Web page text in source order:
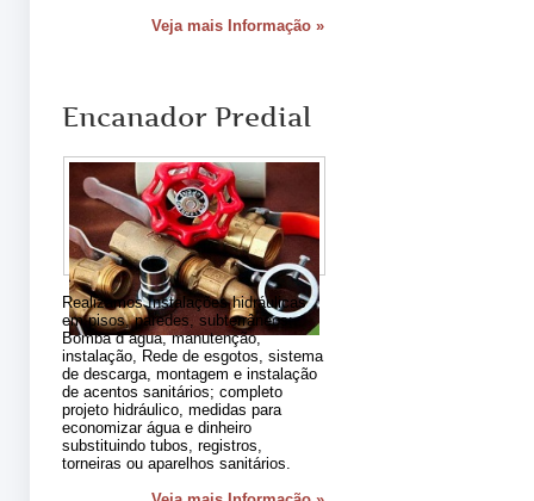
Veja mais Informação »
Encanador Predial
Realizamos Instalações hidráulicas
em pisos, paredes, subterrâneos;
Bomba d´agua, manutenção,
instalação, Rede de esgotos, sistema
de descarga, montagem e instalação
de acentos sanitários; completo
projeto hidráulico, medidas para
economizar água e dinheiro
substituindo tubos, registros,
torneiras ou aparelhos sanitários.